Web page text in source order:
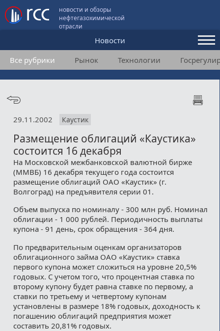
новости и обзоры
нефтегазохимической
отрасли
Новости
Аналитика и мнения
Конференции
Пользовательское соглашение
Медиакит
Все рубрики Рынок Технологии
29.11.2002 Каустик
Размещение облигаций «Каустика»
состоится 16 декабря
На Московской межбанковской валютной бирже
(ММВБ) 16 декабря текущего года состоится
размещение облигаций ОАО «Каустик» (г.
Волгоград) на предъявителя серии 01.
Объем выпуска по номиналу - 300 млн руб. Номинал
облигации - 1 000 рублей. Периодичность выплаты
купона - 91 день, срок обращения - 364 дня.
По предварительным оценкам организаторов
облигационного займа ОАО «Каустик» ставка
первого купона может сложиться на уровне 20,5%
годовых. С учетом того, что процентная ставка по
второму купону будет равна ставке по первому, а
ставки по третьему и четвертому купонам
установлены в размере 18% годовых, доходность к
погашению облигаций предприятия может
составить 20,81% годовых.